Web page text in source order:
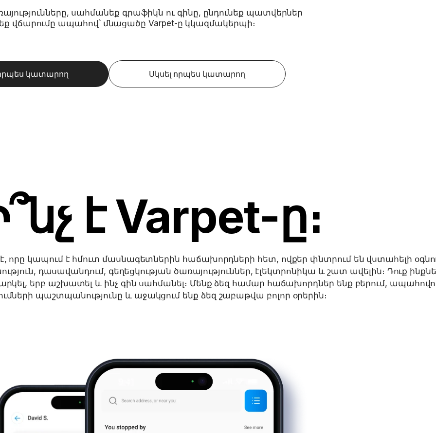
սահմանեք գրաֆիկն ու գինը, ընդունեք պատվերներ
վճարումը ապահով՝ մնացածը Varpet-ը կկազմակերպի։
կատարող Սկսել որպես կատարող
է Varpet-ը։
որը կապում է հմուտ մասնագետներին հաճախորդների հետ, ովքեր փնտրում են վստահելի
դասավանդում, գեղեցկության ծառայություններ, էլեկտրոնիկա և շատ ավելին։ Դուք
երբ աշխատել և ինչ գին սահմանել։ Մենք ձեզ համար հաճախորդներ ենք բերում,
պաշտպանությունը և աջակցում ենք ձեզ շաբաթվա բոլոր օրերին։